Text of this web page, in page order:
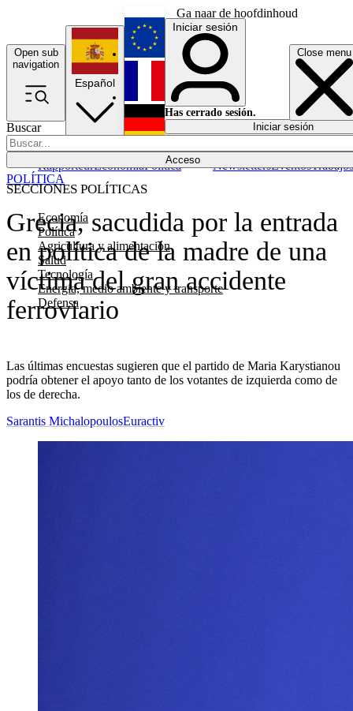
Ga naar de hoofdinhoud
Open sub
navigation
Close menu
Buscar
Acceso
SECCIONES POLÍTICAS
Economía
Política
Agricultura y alimentación
Salud
Tecnología
Energía, medio ambiente y transporte
Defensa
RapporteurEconomíaPolítica NewslettersEventosTrabajos
Español
English
Français
Iniciar sesión
Has cerrado sesión.
Iniciar sesión
Grecia, sacudida por la entrada
en política de la madre de una
víctima del gran accidente
ferroviario
Las últimas encuestas sugieren que el partido de Maria Karystianou
podría obtener el apoyo tanto de los votantes de izquierda como de
los de derecha.
POLÍTICA
Sarantis MichalopoulosEuractiv